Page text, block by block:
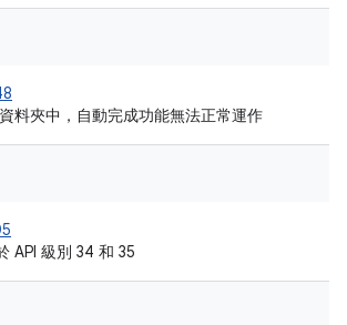
料夾中，自動完成功能無法正常運作
API 級別 34 和 35